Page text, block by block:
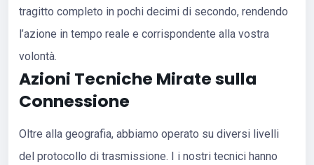
tragitto completo in pochi decimi di secondo, rendendo
l’azione in tempo reale e corrispondente alla vostra
volontà.
Azioni Tecniche Mirate sulla
Connessione
Oltre alla geografia, abbiamo operato su diversi livelli
del protocollo di trasmissione. I i nostri tecnici hanno